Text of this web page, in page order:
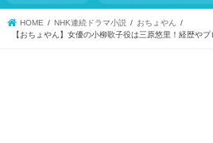
HOME NHK連続ドラマ小説
おちょやん
【おちょやん】女優の小柳歌子役は三原悠里！経歴や